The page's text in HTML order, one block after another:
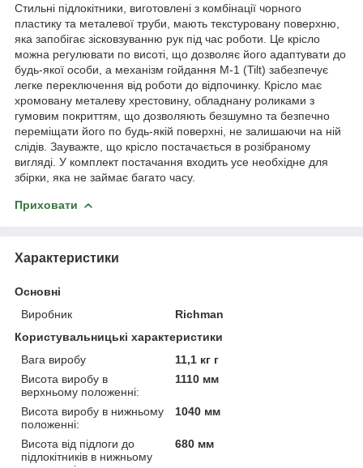
Стильні підлокітники, виготовлені з комбінації чорного
пластику та металевої труби, мають текстуровану поверхню,
яка запобігає зісковзуванню рук під час роботи. Це крісло
можна регулювати по висоті, що дозволяє його адаптувати до
будь-якої особи, а механізм гойдання M-1 (Tilt) забезпечує
легке переключення від роботи до відпочинку. Крісло має
хромовану металеву хрестовину, обладнану роликами з
гумовим покриттям, що дозволяють безшумно та безпечно
переміщати його по будь-якій поверхні, не залишаючи на ній
слідів. Зауважте, що крісло постачається в розібраному
вигляді. У комплект постачання входить усе необхідне для
збірки, яка не займає багато часу.
Приховати
Характеристики
Основні
Виробник
Richman
Користувальницькі характеристики
Вага виробу
11,1 кг г
Висота виробу в
верхньому положенні:
1110 мм
Висота виробу в нижньому
положенні:
1040 мм
Висота від підлоги до
підлокітників в нижньому
680 мм